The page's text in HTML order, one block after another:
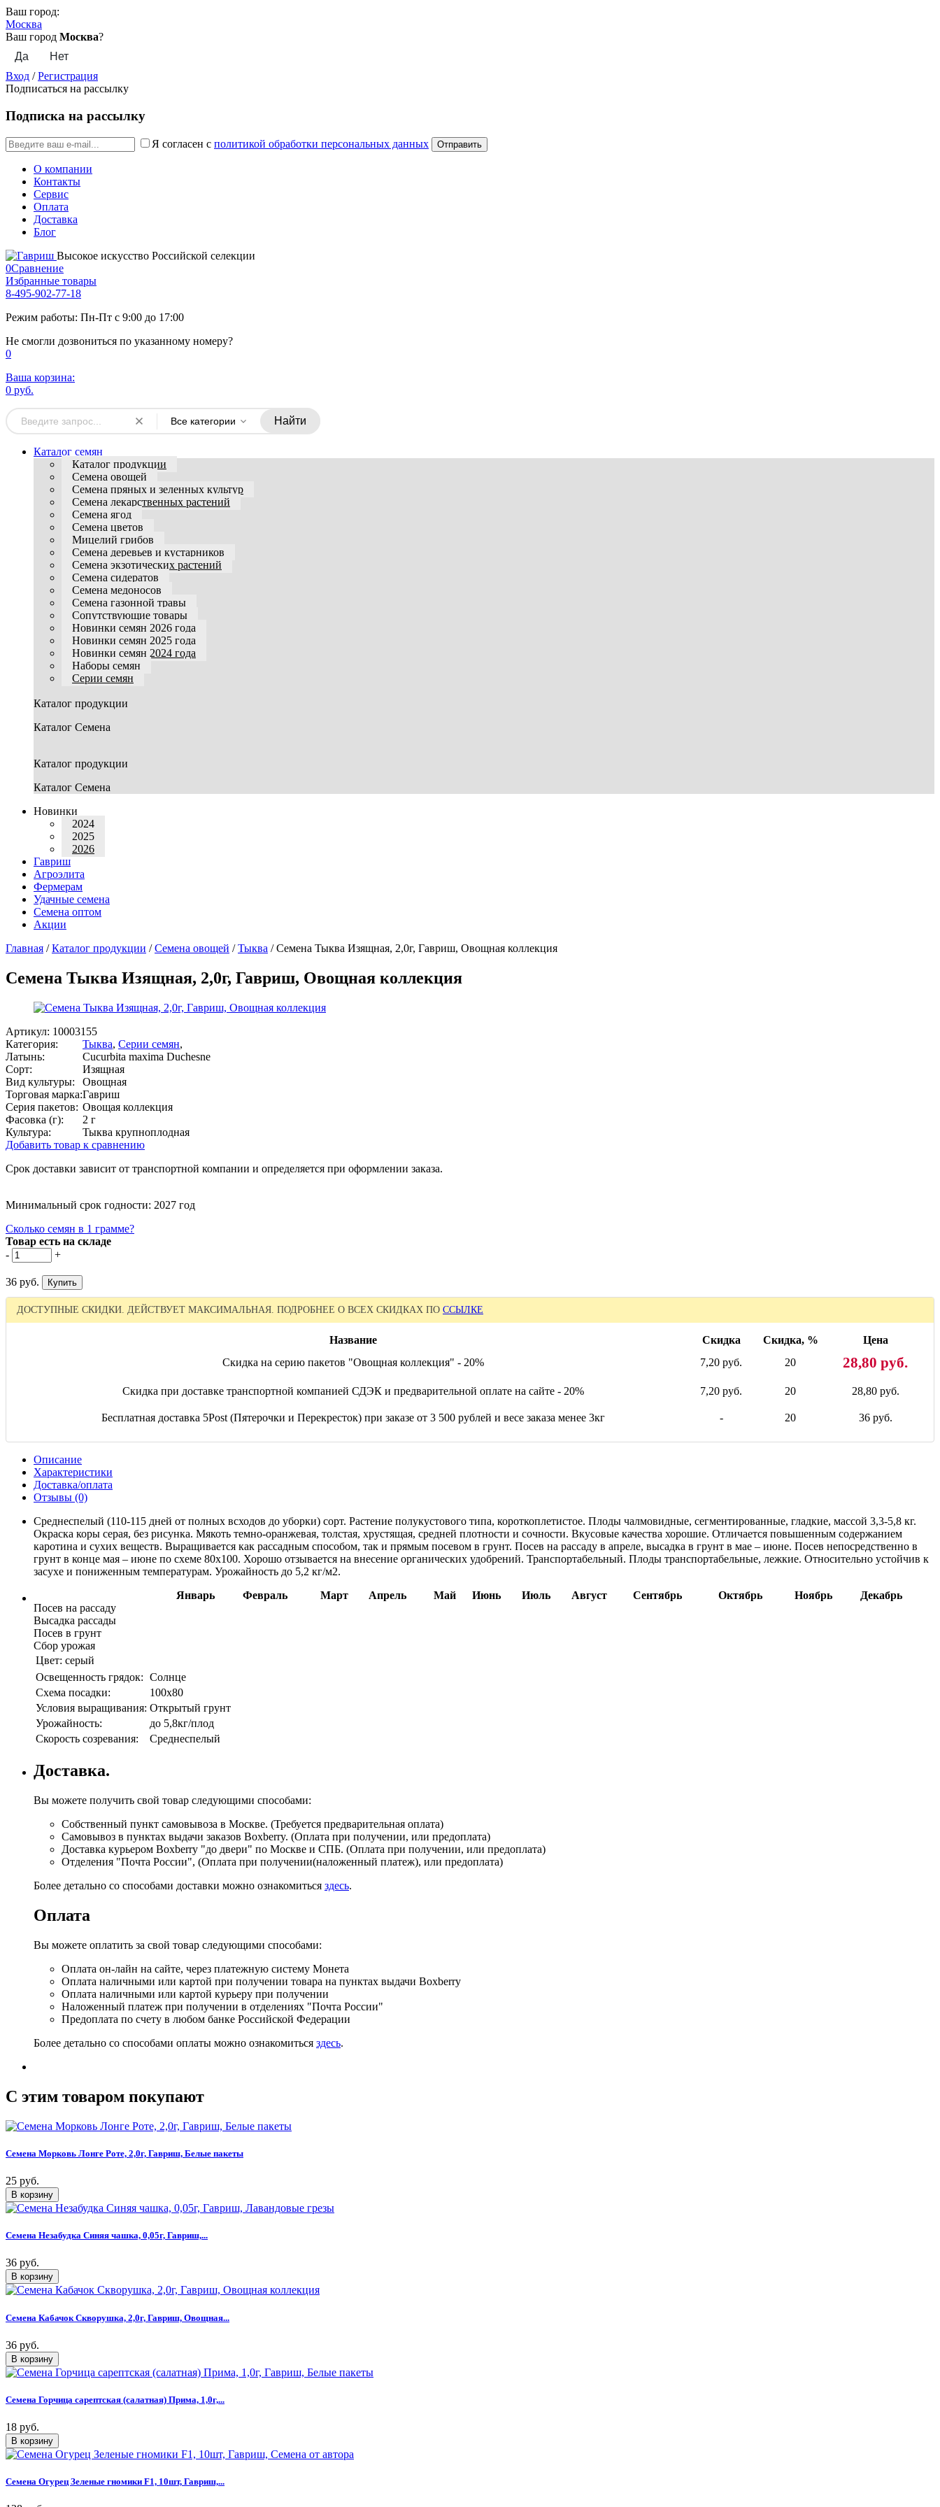
Ваш город:
Москва
Ваш город Москва?
Вход /Регистрация
Подписаться на рассылку
Подписка на рассылку
Я согласен с политикой обработки персональных данных
О компании
Контакты
Сервис
Оплата
Доставка
Блог
Высокое искусство Российской селекции
0Сравнение
Избранные товары
8-495-902-77-18
Режим работы: Пн-Пт с 9:00 до 17:00
Не смогли дозвониться по указанному номеру?
0
Ваша корзина:
0 руб.
Все категории Найти
Каталог семян
Каталог продукции
Семена овощей
Семена пряных и зеленных культур
Семена лекарственных растений
Семена ягод
Семена цветов
Мицелий грибов
Семена деревьев и кустарников
Семена экзотических растений
Семена сидератов
Семена медоносов
Семена газонной травы
Сопутствующие товары
Новинки семян 2026 года
Новинки семян 2025 года
Новинки семян 2024 года
Наборы семян
Серии семян
Каталог продукции
Каталог Семена
Каталог продукции
Каталог Семена
Новинки
2024
2025
2026
Гавриш
Агроэлита
Фермерам
Удачные семена
Семена оптом
Акции
Главная /Каталог продукции /Семена овощей /Тыква /Семена Тыква Изящная, 2,0г, Гавриш, Овощная коллекция
Семена Тыква Изящная, 2,0г, Гавриш, Овощная коллекция
Артикул: 10003155
Категория:
Тыква, Серии семян,
Латынь:
Cucurbita maxima Duchesne
Сорт:
Изящная
Вид культуры:
Овощная
Торговая марка:Гавриш
Серия пакетов: Овощая коллекция
Фасовка (г):
2 г
Культура:
Тыква крупноплодная
Добавить товар к сравнению
Срок доставки зависит от транспортной компании и определяется при оформлении заказа.
Минимальный срок годности: 2027 год
Сколько семян в 1 грамме?
Товар есть на складе
-
+
36 руб.
ДОСТУПНЫЕ СКИДКИ. ДЕЙСТВУЕТ МАКСИМАЛЬНАЯ. ПОДРОБНЕЕ О ВСЕХ СКИДКАХ ПО ССЫЛКЕ
Название Скидка Скидка, %
Цена
Скидка на серию пакетов "Овощная коллекция" - 20%
7,20 руб. 20 28,80 руб.
Скидка при доставке транспортной компанией СДЭК и предварительной оплате на сайте - 20% 7,20 руб. 20 28,80 руб.
Бесплатная доставка 5Post (Пятерочки и Перекресток) при заказе от 3 500 рублей и весе заказа менее 3кг - 20 36 руб.
Описание
Характеристики
Доставка/оплата
Отзывы (0)
Среднеспелый (110-115 дней от полных всходов до уборки) сорт. Растение полукустового типа, короткоплетистое. Плоды чалмовидные, сегментированные, гладкие, массой 3,3-5,8 кг.
Окраска коры серая, без рисунка. Мякоть темно-оранжевая, толстая, хрустящая, средней плотности и сочности. Вкусовые качества хорошие. Отличается повышенным содержанием
каротина и сухих веществ. Выращивается как рассадным способом, так и прямым посевом в грунт. Посев на рассаду в апреле, высадка в грунт в мае – июне. Посев непосредственно в
грунт в конце мая – июне по схеме 80х100. Хорошо отзывается на внесение органических удобрений. Транспортабельный. Плоды транспортабельные, лежкие. Относительно устойчив к
засухе и пониженным температурам. Урожайность до 5,2 кг/м2.
Январь
Февраль Март Апрель Май Июнь Июль Август Сентябрь Октябрь Ноябрь
Декабрь
Посев на рассаду
Высадка рассады
Посев в грунт
Сбор урожая
Цвет: серый
Освещенность грядок: Солнце
Схема посадки:
100х80
Условия выращивания: Открытый грунт
Урожайность:
до 5,8кг/плод
Скорость созревания:
Среднеспелый
Доставка.
Вы можете получить свой товар следующими способами:
Собственный пункт самовывоза в Москве. (Требуется предварительная оплата)
Самовывоз в пунктах выдачи заказов Boxberry. (Оплата при получении, или предоплата)
Доставка курьером Boxberry "до двери" по Москве и СПБ. (Оплата при получении, или предоплата)
Отделения "Почта России", (Оплата при получении(наложенный платеж), или предоплата)
Более детально со способами доставки можно ознакомиться здесь.
Оплата
Вы можете оплатить за свой товар следующими способами:
Оплата он-лайн на сайте, через платежную систему Монета
Оплата наличными или картой при получении товара на пунктах выдачи Boxberry
Оплата наличными или картой курьеру при получении
Наложенный платеж при получении в отделениях "Почта России"
Предоплата по счету в любом банке Российской Федерации
Более детально со способами оплаты можно ознакомиться здесь.
C этим товаром покупают
Семена Морковь Лонге Роте, 2,0г, Гавриш, Белые пакеты
25 руб.
Семена Незабудка Синяя чашка, 0,05г, Гавриш,...
36 руб.
Семена Кабачок Скворушка, 2,0г, Гавриш, Овощная...
36 руб.
Семена Горчица сарептская (салатная) Прима, 1,0г,...
18 руб.
Семена Огурец Зеленые гномики F1, 10шт, Гавриш,...